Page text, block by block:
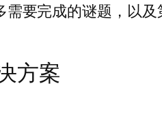
需要完成的谜题，以
方案